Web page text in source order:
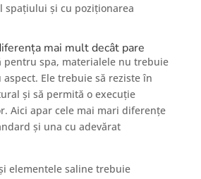
spațiului și cu poziționarea
mai mult decât pare
pentru spa, materialele nu trebuie
Ele trebuie să reziste în
și să permită o execuție
Aici apar cele mai mari diferențe
și una cu adevărat
elementele saline trebuie